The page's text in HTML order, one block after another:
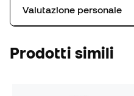
Valutazione personale
Prodotti simili